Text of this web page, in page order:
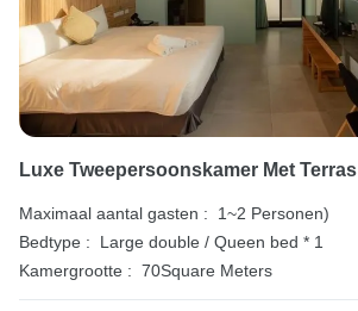
Luxe Tweepersoonskamer Met Terras
Maximaal aantal gasten :
1~2 Personen)
Bedtype :
Large double / Queen bed * 1
Kamergrootte : 70Square Meters